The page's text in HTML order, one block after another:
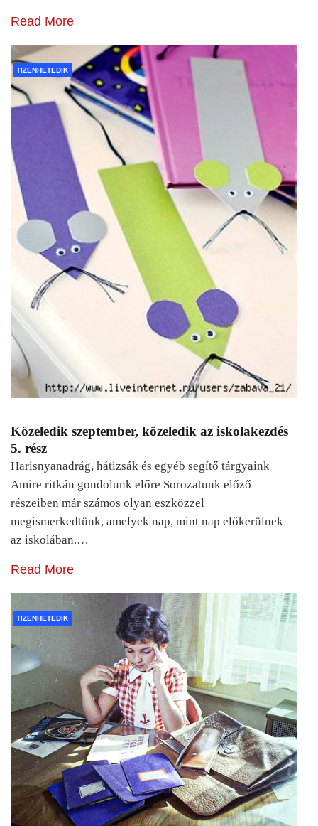
Read More
TIZENHETEDIK
Közeledik szeptember, közeledik az iskolakezdés
5. rész
Harisnyanadrág, hátizsák és egyéb segítő tárgyaink
Amire ritkán gondolunk előre Sorozatunk előző
részeiben már számos olyan eszközzel
megismerkedtünk, amelyek nap, mint nap előkerülnek
az iskolában.…
Read More
TIZENHETEDIK